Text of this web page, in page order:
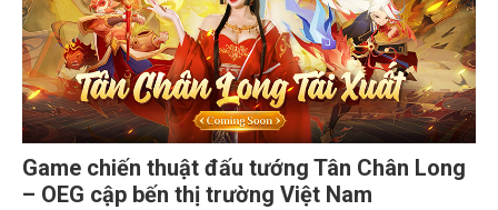
Game chiến thuật đấu tướng Tân Chân Long
– OEG cập bến thị trường Việt Nam